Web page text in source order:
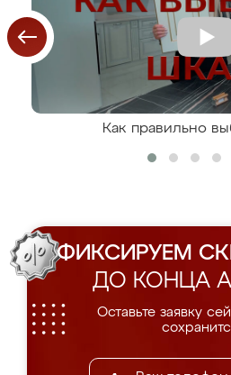
Как правильно
ФИКСИРУЕМ
ДО КОНЦА
Оставьте заявку